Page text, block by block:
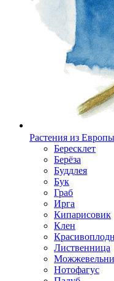
Растения из
Бересклет
Берёза
Буддлея
Бук
Граб
Ирга
Кипарисовик
Клен
Лиственница
Нотофагус